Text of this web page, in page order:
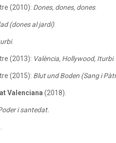
(2010): Dones, dones, dones.
(dones al jardí).
.
(2013): València, Hollywood, Iturbi.
(2015): Blut und Boden (Sang i
Valenciana (2018).
i santedat.